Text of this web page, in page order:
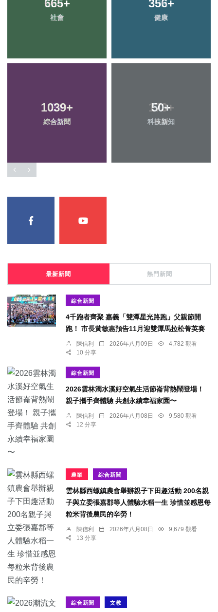
665+
社會
356+
健康
1039+
綜合新聞
50+
科技新知
最新新聞 熱門新聞
綜合新聞
4千跑者齊聚 嘉義「雙潭星光路跑」父親節開
跑！ 市長黃敏惠預告11月迎雙潭馬拉松菁英賽
陳信利 2026年八月09日
4,782 觀看
10 分享
綜合新聞
2026雲林濁水溪好空氣生活節崙背熱鬧登場！
親子攜手齊體驗 共創永續幸福家園〜
陳信利 2026年八月08日
9,580 觀看
12 分享
農業 綜合新聞
雲林縣西螺鎮農會舉辦親子下田趣活動 200名親
子與立委張嘉郡等人體驗水稻一生 珍惜並感恩每
粒米背後農民的辛勞！
陳信利 2026年八月08日
9,679 觀看
13 分享
綜合新聞 文教